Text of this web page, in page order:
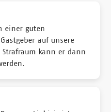
einer guten
auf unsere
Strafraum kann er dann